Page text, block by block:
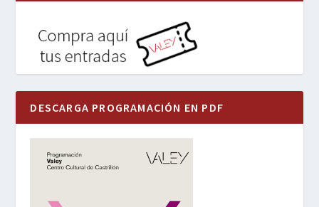
DESCARGA PROGRAMACIÓN EN PDF